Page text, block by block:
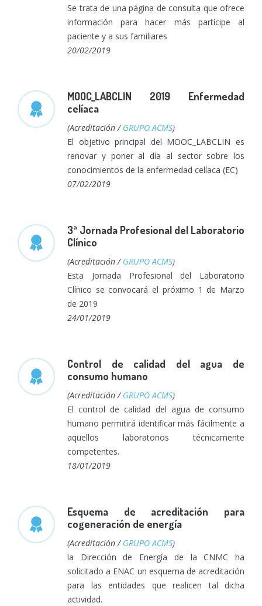
Se trata de una página de consulta que ofrece
información para hacer más partícipe al
paciente y a sus familiares
20/02/2019
MOOC_LABCLIN 2019 Enfermedad
celíaca
(Acreditación / GRUPO ACMS)
El objetivo principal del MOOC_LABCLIN es
renovar y poner al día al sector sobre los
conocimientos de la enfermedad celíaca (EC)
07/02/2019
3ª Jornada Profesional del Laboratorio
Clínico
(Acreditación / GRUPO ACMS)
Esta Jornada Profesional del Laboratorio
Clínico se convocará el próximo 1 de Marzo
de 2019
24/01/2019
Control de calidad del agua de
consumo humano
(Acreditación / GRUPO ACMS)
El control de calidad del agua de consumo
humano permitirá identificar más fácilmente a
aquellos laboratorios técnicamente
competentes.
18/01/2019
Esquema de acreditación para
cogeneración de energía
(Acreditación / GRUPO ACMS)
la Dirección de Energía de la CNMC ha
solicitado a ENAC un esquema de acreditación
para las entidades que realicen tal dicha
actividad.